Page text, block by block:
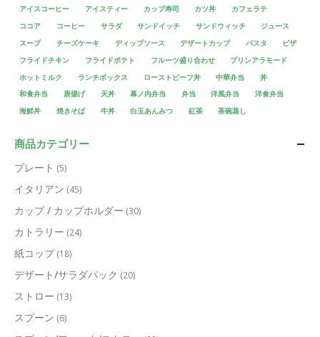
アイスコーヒー
アイスティー カップ寿司 カツ丼
カフェラテ
ココア
コーヒー サラダ サンドイッチ サンドウィッチ
ジュース
スープ
チーズケーキ ディップソース デザートカップ パスタ
ピザ
フライドチキン
フライドポテト フルーツ盛り合わせ
プリンアラモード
ホットミルク
ランチボックス ローストビーフ丼 中華弁当
丼
和食弁当
唐揚げ 天丼 幕ノ内弁当 弁当 洋風弁当
洋食弁当
海鮮丼
焼きそば 牛丼 白玉あんみつ 紅茶 茶碗蒸し
商品カテゴリー
プレート (5)
イタリアン (45)
カップ / カップホルダー (30)
カトラリー (24)
紙コップ (18)
デザート/サラダパック (20)
ストロー (13)
スプーン (6)